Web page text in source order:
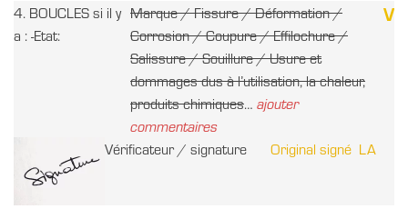
4. BOUCLES si il y
a : -Etat:
Marque / Fissure / Déformation /
Corrosion / Coupure / Effilochure /
Salissure / Souillure / Usure et
dommages dus à l’utilisation, la chaleur,
produits chimiques… ajouter
commentaires
V
Vérificateur / signature Original signé LA